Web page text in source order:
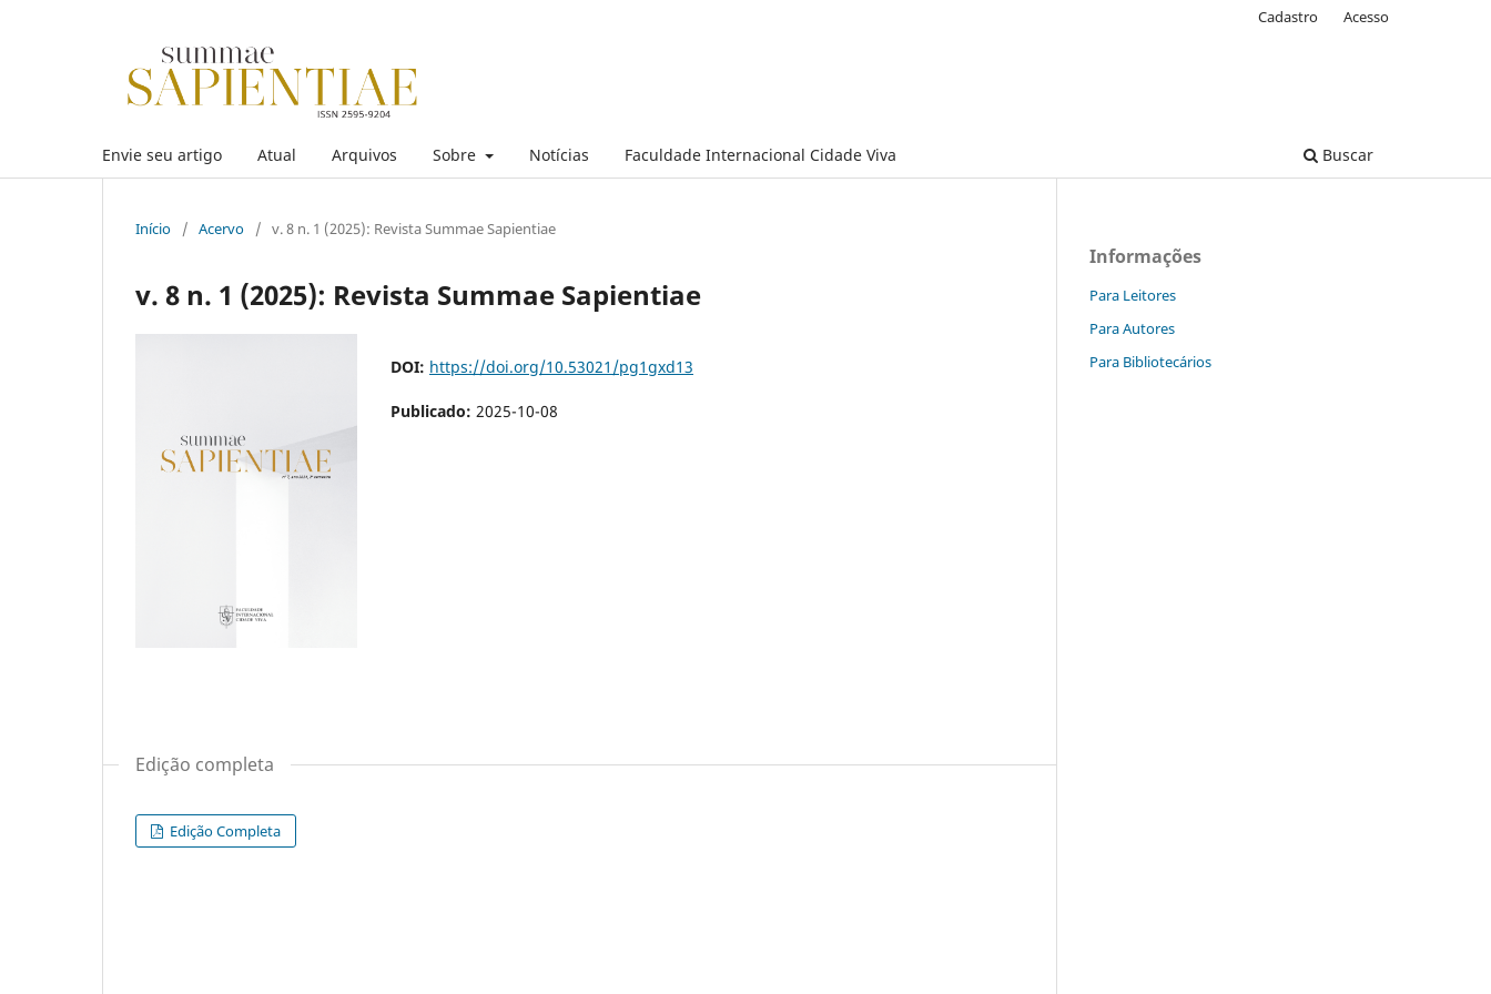
Envie seu artigo Atual Arquivos Sobre Notícias Faculdade Internacional Cidade Viva Buscar
Cadastro Acesso
Início / Acervo / v. 8 n. 1 (2025): Revista Summae Sapientiae
v. 8 n. 1 (2025): Revista Summae Sapientiae
DOI: https://doi.org/10.53021/pg1gxd13
Publicado: 2025-10-08
Edição completa
Edição Completa
Informações
Para Leitores
Para Autores
Para Bibliotecários